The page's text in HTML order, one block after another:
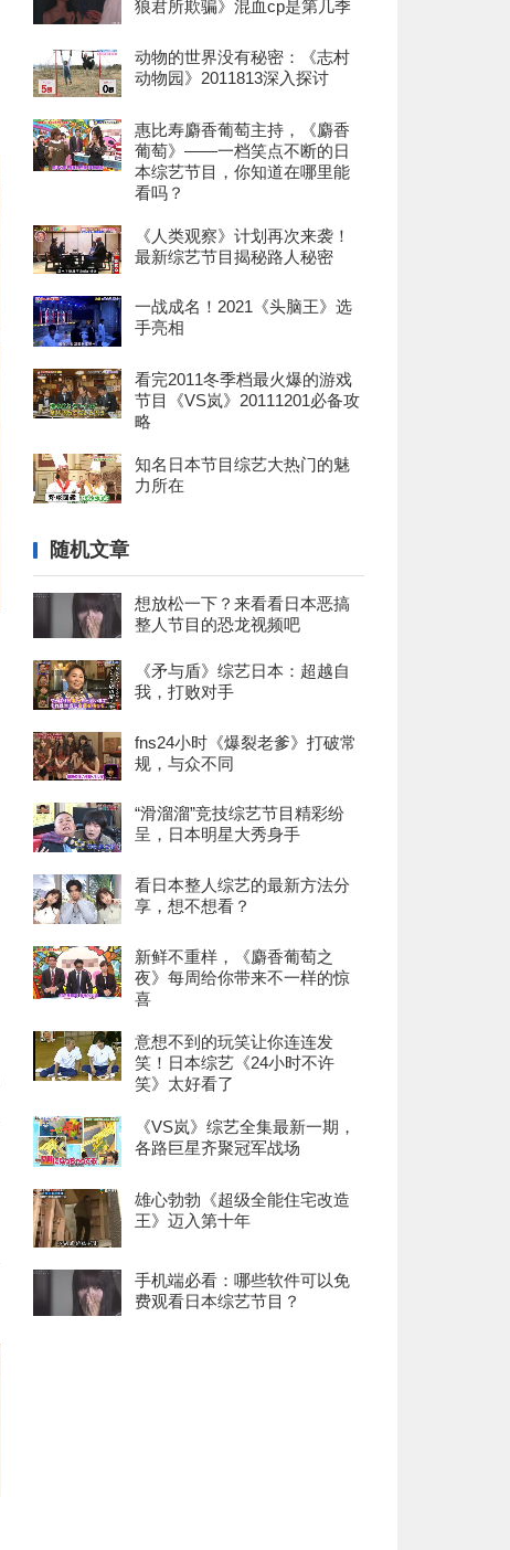
狼君所欺骗》混血cp是第几季
动物的世界没有秘密：《志村
动物园》2011813深入探讨
惠比寿麝香葡萄主持，《麝香
葡萄》——一档笑点不断的日
本综艺节目，你知道在哪里能
看吗？
《人类观察》计划再次来袭！
最新综艺节目揭秘路人秘密
一战成名！2021《头脑王》选
手亮相
看完2011冬季档最火爆的游戏
节目《VS岚》20111201必备攻
略
知名日本节目综艺大热门的魅
力所在
随机文章
想放松一下？来看看日本恶搞
整人节目的恐龙视频吧
《矛与盾》综艺日本：超越自
我，打败对手
fns24小时《爆裂老爹》打破常
规，与众不同
“滑溜溜”竞技综艺节目精彩纷
呈，日本明星大秀身手
看日本整人综艺的最新方法分
享，想不想看？
新鲜不重样，《麝香葡萄之
夜》每周给你带来不一样的惊
喜
意想不到的玩笑让你连连发
笑！日本综艺《24小时不许
笑》太好看了
《VS岚》综艺全集最新一期，
各路巨星齐聚冠军战场
雄心勃勃《超级全能住宅改造
王》迈入第十年
手机端必看：哪些软件可以免
费观看日本综艺节目？